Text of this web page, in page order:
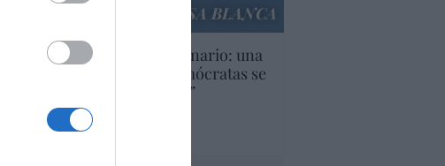
LA CASA BLANCA
EEUU. Inquietante escenario: una
tercera parte de los demócratas se
define como “socialista”
por Ignacio Aguirre
Artículos anteriores